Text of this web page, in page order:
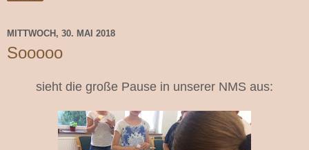
MITTWOCH, 30. MAI 2018
Sooooo
sieht die große Pause in unserer NMS aus: